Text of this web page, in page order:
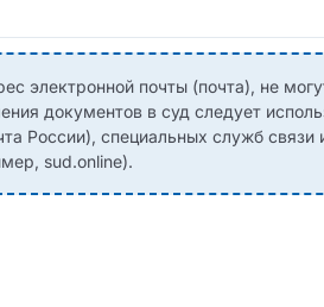
электронной почты (почта), не
документов в суд следует
России), специальных служб связи
sud.online).